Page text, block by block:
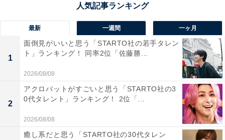
1位：長岡まつり大花火大会（新潟県）／116票
新潟県長岡市で毎年8月2、3日に開催される「長岡まつ
り大花火大会」は、日本三大花火大会の1つとして広く
知られ、全国から観覧客が押し寄せる大イベントです。
特に全長2km超の「フェニックス花火」は、音楽と共に
夜空を彩る壮大な演出で圧倒的なスケールを誇ります。
また、直径約90cmの正三尺玉が打ち上がる姿は、迫力と
美しさを兼ね備えたまさに芸術作品。信濃川の広大な河
最新 一週間 一ヶ月
1
面倒見がいいと思う「STARTO社の若手タレン
ト」ランキング！ 同率2位「佐藤勝...
2026/08/08
2
アクロバットがすごいと思う「STARTO社の3
0代タレント」ランキング！ 2位「...
2026/08/08
癒し系だと思う「STARTO社の30代タレン